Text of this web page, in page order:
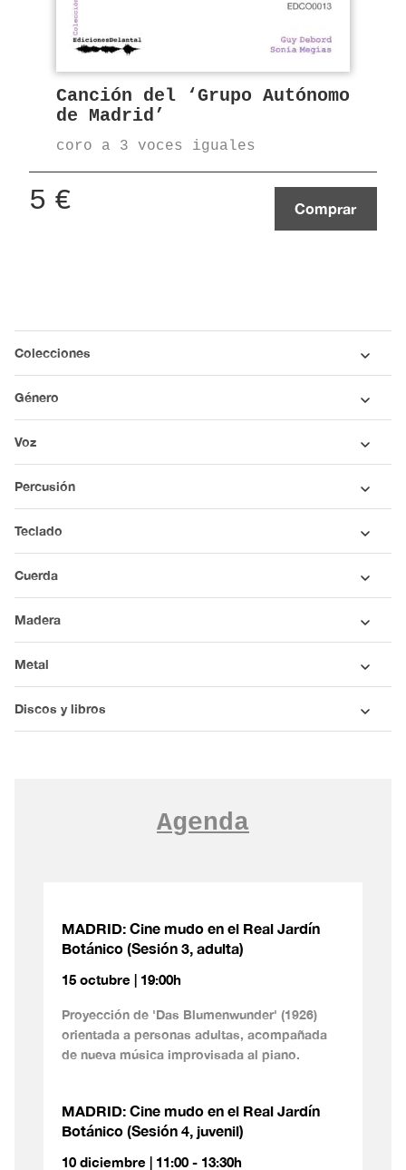
Canción del ‘Grupo Autónomo
de Madrid’
coro a 3 voces iguales
5 € Comprar
Colecciones
Género
Voz
Percusión
Teclado
Cuerda
Madera
Metal
Discos y libros
Agenda
MADRID: Cine mudo en el Real Jardín
Botánico (Sesión 3, adulta)
15 octubre | 19:00h
Proyección de 'Das Blumenwunder' (1926)
orientada a personas adultas, acompañada
de nueva música improvisada al piano.
MADRID: Cine mudo en el Real Jardín
Botánico (Sesión 4, juvenil)
10 diciembre | 11:00 - 13:30h